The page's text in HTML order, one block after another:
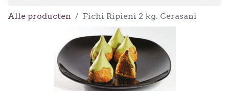
Alle producten Fichi Ripieni 2 kg. Cerasani